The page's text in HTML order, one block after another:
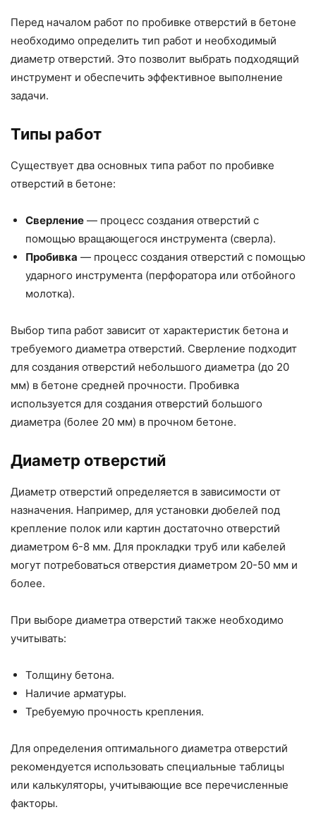
Перед началом работ по пробивке отверстий в бетоне
необходимо определить тип работ и необходимый
диаметр отверстий. Это позволит выбрать подходящий
инструмент и обеспечить эффективное выполнение
задачи.
Типы работ
Существует два основных типа работ по пробивке
отверстий в бетоне:
Сверление — процесс создания отверстий с
помощью вращающегося инструмента (сверла).
Пробивка — процесс создания отверстий с помощью
ударного инструмента (перфоратора или отбойного
молотка).
Выбор типа работ зависит от характеристик бетона и
требуемого диаметра отверстий. Сверление подходит
для создания отверстий небольшого диаметра (до 20
мм) в бетоне средней прочности. Пробивка
используется для создания отверстий большого
диаметра (более 20 мм) в прочном бетоне.
Диаметр отверстий
Диаметр отверстий определяется в зависимости от
назначения. Например, для установки дюбелей под
крепление полок или картин достаточно отверстий
диаметром 6-8 мм. Для прокладки труб или кабелей
могут потребоваться отверстия диаметром 20-50 мм и
более.
При выборе диаметра отверстий также необходимо
учитывать:
Толщину бетона.
Наличие арматуры.
Требуемую прочность крепления.
Для определения оптимального диаметра отверстий
рекомендуется использовать специальные таблицы
или калькуляторы, учитывающие все перечисленные
факторы.